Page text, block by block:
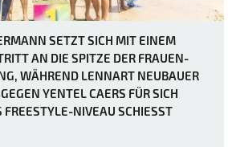
SETZT SICH MIT EINEM
AN DIE SPITZE DER FRAUEN-
WÄHREND LENNART NEUBAUER
YENTEL CAERS FÜR SICH
NIVEAU SCHIESST D